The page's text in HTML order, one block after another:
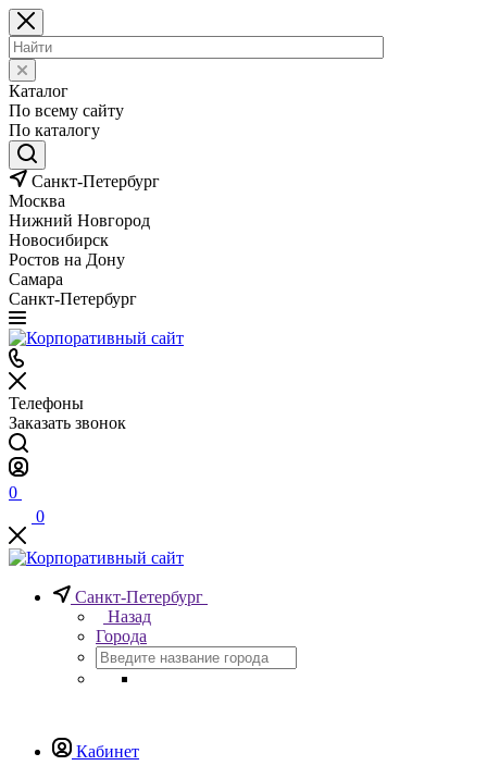
Каталог
По всему сайту
По каталогу
Санкт-Петербург
Москва
Нижний Новгород
Новосибирск
Ростов на Дону
Самара
Санкт-Петербург
Телефоны
Заказать звонок
0
0
Санкт-Петербург
Назад
Города
Кабинет